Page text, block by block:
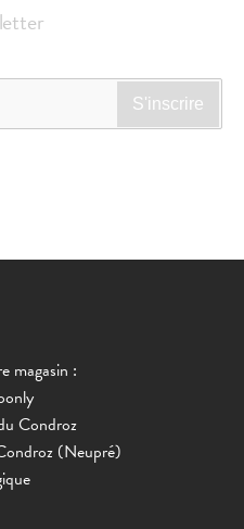
magasin :
Condroz
(Neupré)